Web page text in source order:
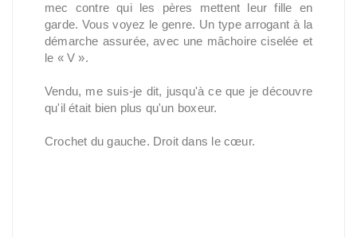
mec contre qui les pères mettent leur fille en
garde. Vous voyez le genre. Un type arrogant à la
démarche assurée, avec une mâchoire ciselée et
le « V ».
Vendu, me suis-je dit, jusqu'à ce que je découvre
qu'il était bien plus qu'un boxeur.
Crochet du gauche. Droit dans le cœur.